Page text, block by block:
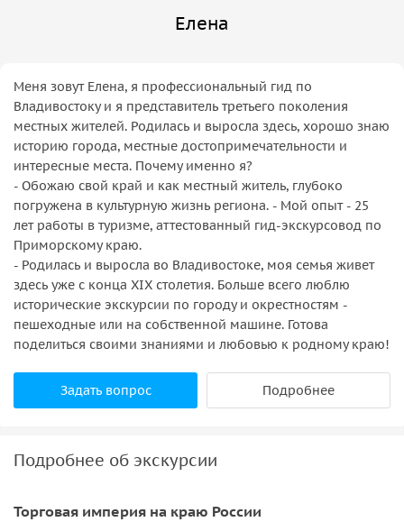
Елена
Меня зовут Елена, я профессиональный гид по
Владивостоку и я представитель третьего поколения
местных жителей. Родилась и выросла здесь, хорошо знаю
историю города, местные достопримечательности и
интересные места. Почему именно я?
- Обожаю свой край и как местный житель, глубоко
погружена в культурную жизнь региона. - Мой опыт - 25
лет работы в туризме, аттестованный гид-экскурсовод по
Приморскому краю.
- Родилась и выросла во Владивостоке, моя семья живет
здесь уже с конца XIX столетия. Больше всего люблю
исторические экскурсии по городу и окрестностям -
пешеходные или на собственной машине. Готова
поделиться своими знаниями и любовью к родному краю!
Задать вопрос Подробнее
Подробнее об экскурсии
Торговая империя на краю России